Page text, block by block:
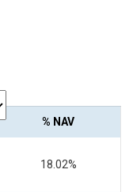
% NAV
18.02%